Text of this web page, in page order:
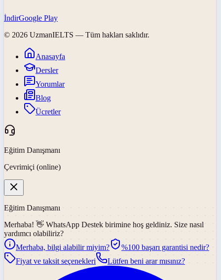
İndirGoogle Play
© 2026 UzmanIELTS — Tüm hakları saklıdır.
Anasayfa
Dersler
Yorumlar
Blog
Ücretler
Eğitim Danışmanı
Çevrimiçi (online)
Eğitim Danışmanı
Merhaba! 👋 WhatsApp Destek birimine hoş geldiniz. Size nasıl
yardımcı olabiliriz?
Merhaba, bilgi alabilir miyim?
%100 başarı garantisi nedir?
Fiyat ve taksit seçenekleri
Lütfen beni arar mısınız?